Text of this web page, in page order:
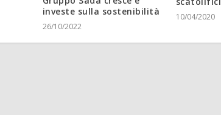
investe sulla sostenibilità
26/10/2022
10/04/2020